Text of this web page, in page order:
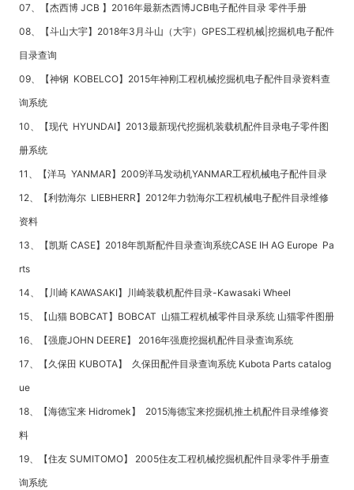
07、【杰西博 JCB 】2016年最新杰西博JCB电子配件目录 零件手册
08、【斗山大宇】2018年3月斗山（大宇）GPES工程机械|挖掘机电子配件
目录查询
09、【神钢 KOBELCO】2015年神刚工程机械挖掘机电子配件目录资料查
询系统
10、【现代 HYUNDAI】2013最新现代挖掘机装载机配件目录电子零件图
册系统
11、【洋马 YANMAR】2009洋马发动机YANMAR工程机械电子配件目录
12、【利勃海尔 LIEBHERR】2012年力勃海尔工程机械电子配件目录维修
资料
13、【凯斯 CASE】2018年凯斯配件目录查询系统CASE IH AG Europe Pa
rts
14、【川崎 KAWASAKI】川崎装载机配件目录-Kawasaki Wheel
15、【山猫 BOBCAT】BOBCAT 山猫工程机械零件目录系统 山猫零件图册
16、【强鹿JOHN DEERE】 2016年强鹿挖掘机配件目录查询系统
17、【久保田 KUBOTA】 久保田配件目录查询系统 Kubota Parts catalog
ue
18、【海德宝来 Hidromek】 2015海德宝来挖掘机推土机配件目录维修资
料
19、【住友 SUMITOMO】 2005住友工程机械挖掘机配件目录零件手册查
询系统